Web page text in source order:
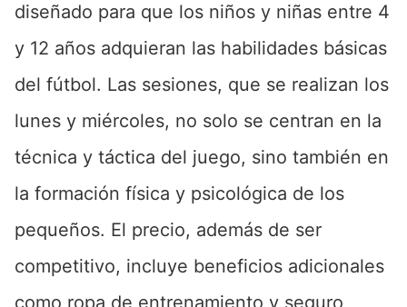
diseñado para que los niños y niñas entre 4
y 12 años adquieran las habilidades básicas
del fútbol. Las sesiones, que se realizan los
lunes y miércoles, no solo se centran en la
técnica y táctica del juego, sino también en
la formación física y psicológica de los
pequeños. El precio, además de ser
competitivo, incluye beneficios adicionales
como ropa de entrenamiento y seguro